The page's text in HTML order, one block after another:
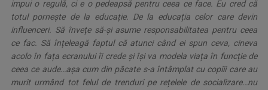
impui o regulă, ci e o pedeapsă pentru ceea ce face. Eu cred că
totul pornește de la educație. De la educația celor care devin
influenceri. Să învețe să-și asume responsabilitatea pentru ceea
ce fac. Să înțeleagă faptul că atunci când ei spun ceva, cineva
acolo în fața ecranului îi crede și își va modela viața în funcție de
ceea ce aude…așa cum din păcate s-a întâmplat cu copiii care au
murit urmând tot felul de trenduri pe rețelele de socializare…nu